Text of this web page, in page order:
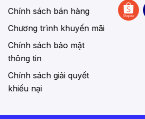
Chính sách bán hàng
Chương trình khuyến mãi
Chính sách bảo mật
thông tin
Chính sách giải quyết
khiếu nại